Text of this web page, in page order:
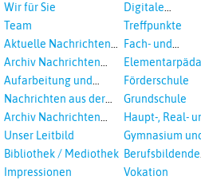
Wir für Sie
Team
Aktuelle Nachrichten
aus dem RPI
Archiv Nachrichten
aus dem RPI ab 2018
Aufarbeitung und
Prävention
Landeskirche und EKD
Nachrichten aus der
Landeskirche
Archiv Nachrichten
aus der Landeskirche
Unser Leitbild
Bibliothek / Mediothek
Impressionen
Digitale
Veranstaltungen
Treffpunkte
Fach- und
Förderschule
Grundschule
Haupt-, Real-
Oberschule
Gymnasium
Gesamtschule
Berufsbildende
Schulen
Vokation